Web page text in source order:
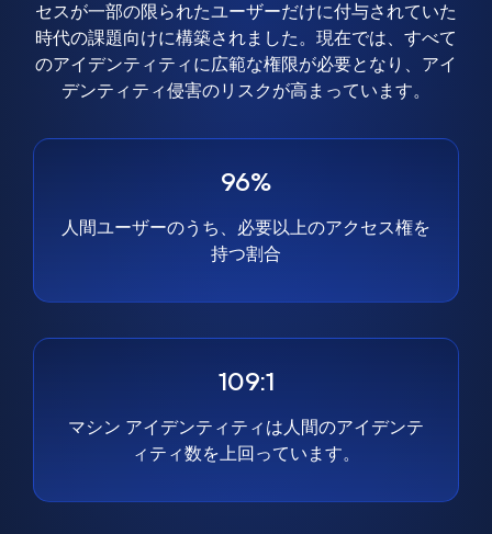
セスが一部の限られたユーザーだけに付与されていた
時代の課題向けに構築されました。現在では、すべて
のアイデンティティに広範な権限が必要となり、アイ
デンティティ侵害のリスクが高まっています。
96%
人間ユーザーのうち、必要以上のアクセス権を
持つ割合
109:1
マシン アイデンティティは人間のアイデンテ
ィティ数を上回っています。